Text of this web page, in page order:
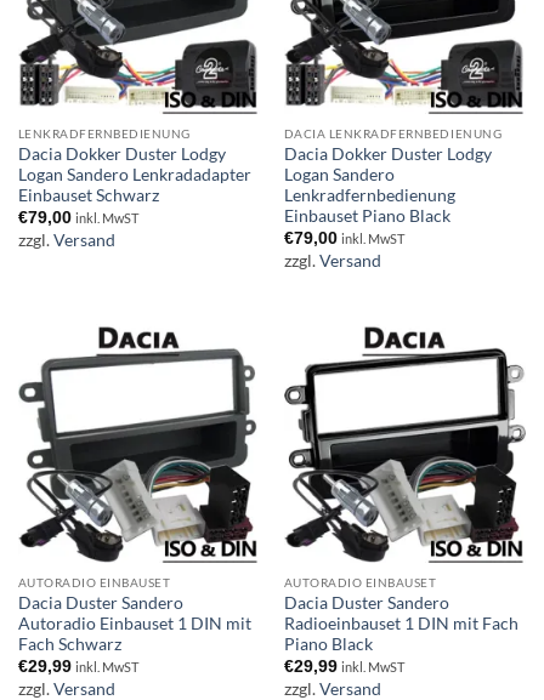
LENKRADFERNBEDIENUNG
Dacia Dokker Duster Lodgy
Logan Sandero Lenkradadapter
Einbauset Schwarz
€79,00 inkl. MwST
zzgl.Versand
DACIA LENKRADFERNBEDIENUNG
Dacia Dokker Duster Lodgy
Logan Sandero
Lenkradfernbedienung
Einbauset Piano Black
€79,00 inkl. MwST
zzgl.Versand
AUTORADIO EINBAUSET
Dacia Duster Sandero
Autoradio Einbauset 1 DIN mit
Fach Schwarz
€29,99 inkl. MwST
zzgl.Versand
AUTORADIO EINBAUSET
Dacia Duster Sandero
Radioeinbauset 1 DIN mit Fach
Piano Black
€29,99 inkl. MwST
zzgl.Versand